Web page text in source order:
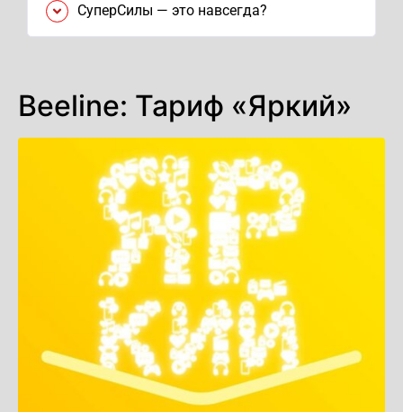
СуперСилы — это навсегда?
Beeline: Тариф «Яркий»